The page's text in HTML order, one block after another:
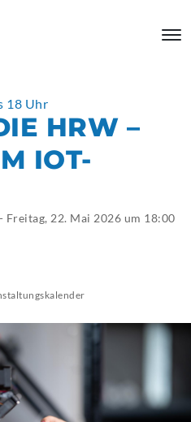
18 Uhr
HRW –
IOT-
Freitag, 22. Mai 2026 um 18:00